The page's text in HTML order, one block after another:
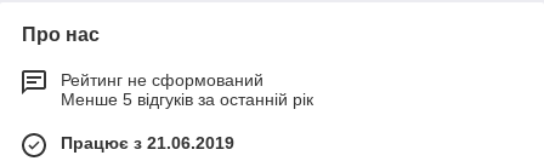
Про нас
Рейтинг не сформований
Менше 5 відгуків за останній рік
Працює з 21.06.2019